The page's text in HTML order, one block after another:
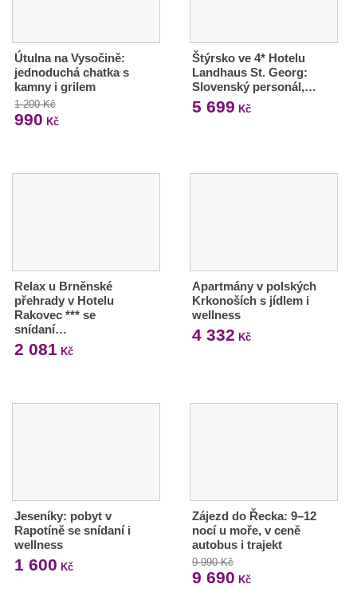
Útulna na Vysočině:
jednoduchá chatka s
kamny i grilem
1 200 Kč
990 Kč
Štýrsko ve 4* Hotelu
Landhaus St. Georg:
Slovenský personál,…
5 699 Kč
Relax u Brněnské
přehrady v Hotelu
Rakovec *** se
snídaní…
2 081 Kč
Apartmány v polských
Krkonoších s jídlem i
wellness
4 332 Kč
Jeseníky: pobyt v
Rapotíně se snídaní i
wellness
1 600 Kč
Zájezd do Řecka: 9–12
nocí u moře, v ceně
autobus i trajekt
9 990 Kč
9 690 Kč